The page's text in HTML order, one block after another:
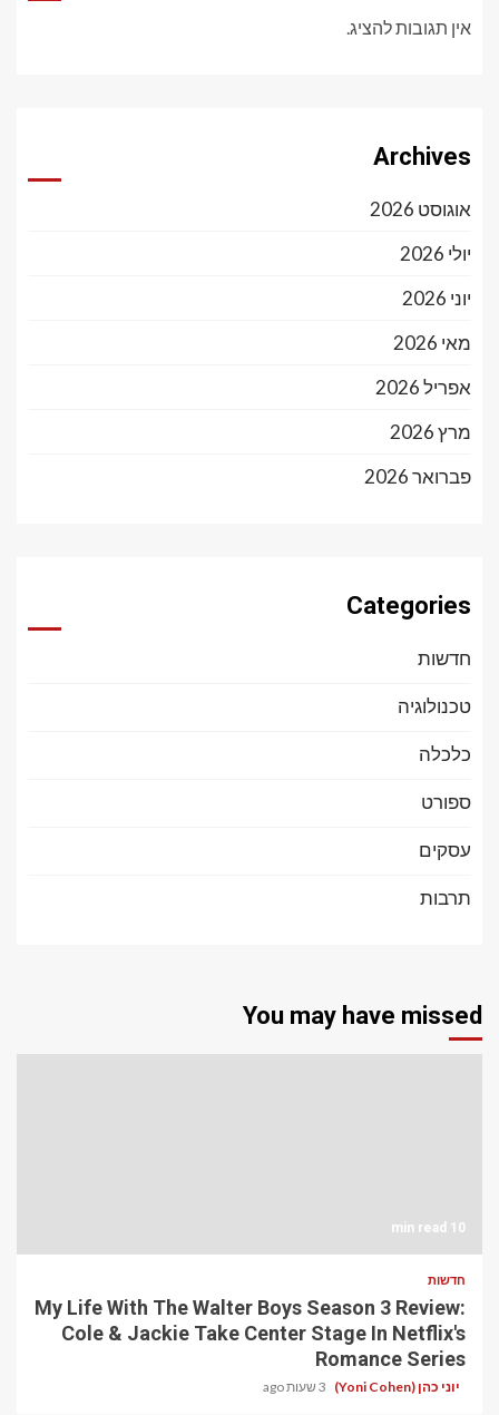
אין תגובות להציג.
Archives
אוגוסט 2026
יולי 2026
יוני 2026
מאי 2026
אפריל 2026
מרץ 2026
פברואר 2026
Categories
חדשות
טכנולוגיה
כלכלה
ספורט
עסקים
תרבות
You may have missed
10 min read
חדשות
My Life With The Walter Boys Season 3 Review:
Cole & Jackie Take Center Stage In Netflix's
Romance Series
יוני כהן (Yoni Cohen) 3 שעות ago